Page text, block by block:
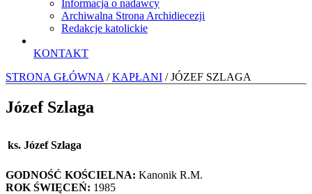
Informacja o nadawcy
Archiwalna Strona Archidiecezji
Redakcje katolickie
KONTAKT
STRONA GŁÓWNA /KAPŁANI / JÓZEF SZLAGA
Józef Szlaga
ks. Józef Szlaga
GODNOŚĆ KOŚCIELNA: Kanonik R.M.
ROK ŚWIĘCEŃ: 1985